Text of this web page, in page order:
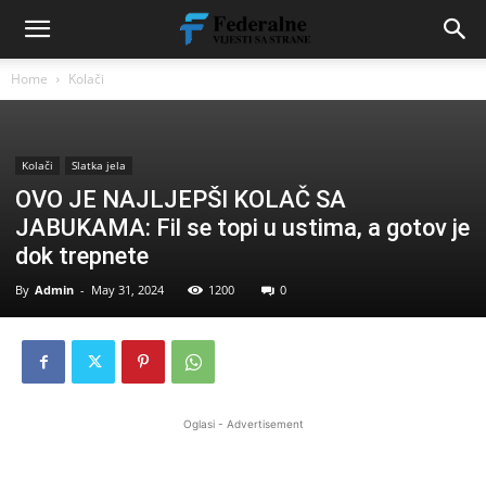
Home Kolači
Kolači Slatka jela
OVO JE NAJLJEPŠI KOLAČ SA
JABUKAMA: Fil se topi u ustima, a gotov je
dok trepnete
By Admin - May 31, 2024 1200 0
Oglasi - Advertisement